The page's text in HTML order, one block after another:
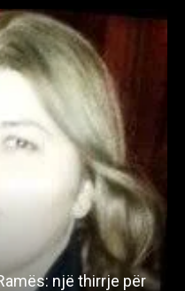
një thirrje për